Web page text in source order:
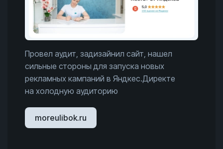
Провел аудит, задизайнил сайт, нашел
сильные стороны для запуска новых
рекламных кампаний в Яндкес.Директе
на холодную аудиторию
moreulibok.ru